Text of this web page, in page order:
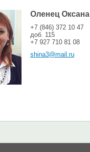
Оленец Оксана
+7 (846) 372 10 47
доб. 115
+7 927 710 81 08
shina3@mail.ru